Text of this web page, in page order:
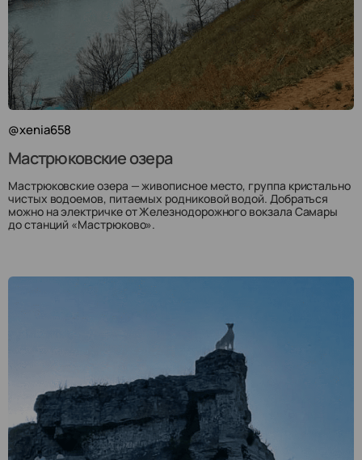
@xenia658
Мастрюковские озера
Мастрюковские озера — живописное место, группа кристально
чистых водоемов, питаемых родниковой водой. Добраться
можно на электричке от Железнодорожного вокзала Самары
до станций «Мастрюково».